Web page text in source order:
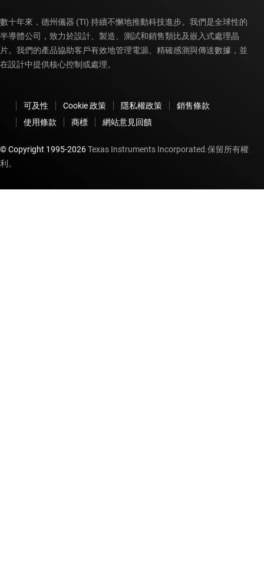
數十年來，德州儀器 (TI) 持續不懈地推動科技進步。我們是全球性的
半導體公司，致力於設計、製造、測試和銷售類比及嵌入式處理晶
片。我們的產品協助客戶有效地管理電源、精確感測與傳送數據，並
在設計中提供核心控制或處理。
可及性 Cookie 政策 隱私權政策
銷售條款
使用條款
商標 網站意見回饋
© Copyright 1995-2026Texas Instruments Incorporated.保留所有權
利。